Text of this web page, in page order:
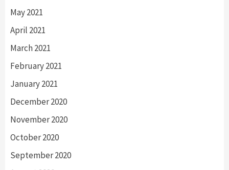
May 2021
April 2021
March 2021
February 2021
January 2021
December 2020
November 2020
October 2020
September 2020